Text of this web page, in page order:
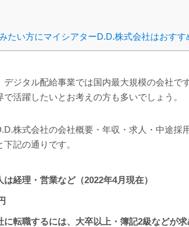
たい方にマイシアターD.D.株式会社はおすす
ジタル配給事業では国内最大規模の会社で
活躍したいとお考えの方も多いでしょう。
株式会社の会社概要・年収・求人・中途採
記の通りです。
経理・営業など（2022年4月現在）
に転職するには、大卒以上・簿記2級などが